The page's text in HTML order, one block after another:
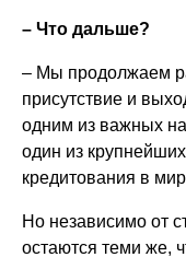
– Что дальше?
– Мы продолжаем
присутствие и
одним из важных
один из
кредитования в
Но независимо от
остаются теми же,